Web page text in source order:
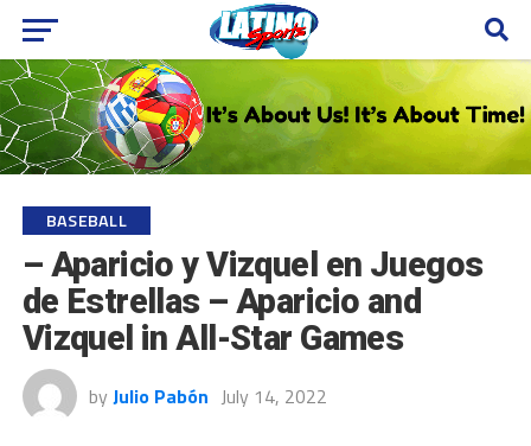
BASEBALL
– Aparicio y Vizquel en Juegos
de Estrellas – Aparicio and
Vizquel in All-Star Games
by Julio Pabón July 14, 2022